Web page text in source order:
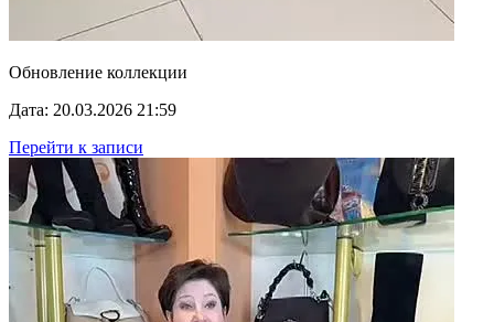
Обновление коллекции
Дата: 20.03.2026 21:59
Перейти к записи